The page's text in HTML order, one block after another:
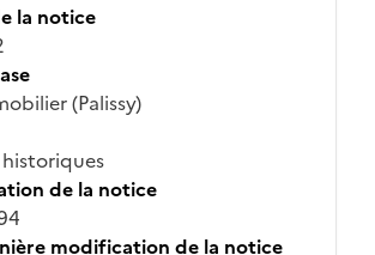
la notice
(Palissy)
de la notice
modification de la notice